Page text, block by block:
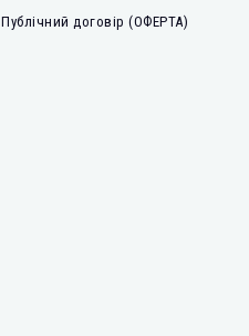
Публічний договір (ОФЕРТА)